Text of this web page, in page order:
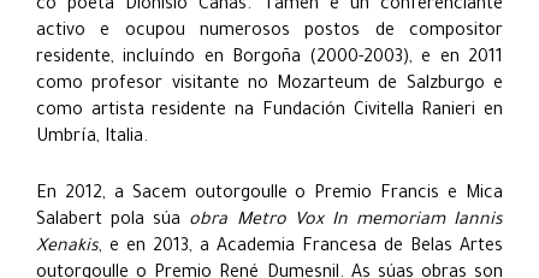
co poeta Dionisio Cañas. Tamén é un conferenciante
activo e ocupou numerosos postos de compositor
residente, incluíndo en Borgoña (2000-2003), e en 2011
como profesor visitante no Mozarteum de Salzburgo e
como artista residente na Fundación Civitella Ranieri en
Umbría, Italia.
En 2012, a Sacem outorgoulle o Premio Francis e Mica
Salabert pola súa obra Metro Vox In memoriam Iannis
Xenakis, e en 2013, a Academia Francesa de Belas Artes
outorgoulle o Premio René Dumesnil. As súas obras son